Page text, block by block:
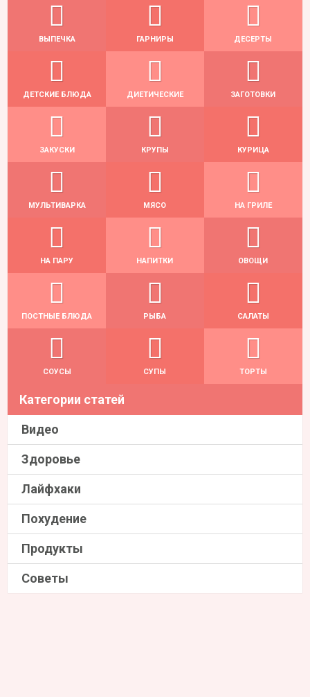
ВЫПЕЧКА ГАРНИРЫ ДЕСЕРТЫ
ДЕТСКИЕ БЛЮДА ДИЕТИЧЕСКИЕ ЗАГОТОВКИ
ЗАКУСКИ КРУПЫ КУРИЦА
МУЛЬТИВАРКА МЯСО НА ГРИЛЕ
НА ПАРУ НАПИТКИ ОВОЩИ
ПОСТНЫЕ БЛЮДА РЫБА САЛАТЫ
СОУСЫ СУПЫ ТОРТЫ
Категории статей
Видео
Здоровье
Лайфхаки
Похудение
Продукты
Советы